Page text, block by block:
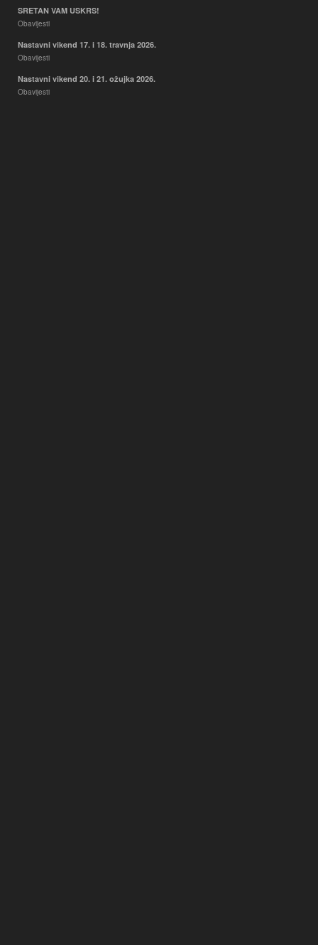
SRETAN VAM USKRS!
Obavijesti
Nastavni vikend 17. i 18. travnja 2026.
Obavijesti
Nastavni vikend 20. i 21. ožujka 2026.
Obavijesti